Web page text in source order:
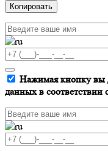
Копировать
Нажимая кнопку вы
данных в соответствии